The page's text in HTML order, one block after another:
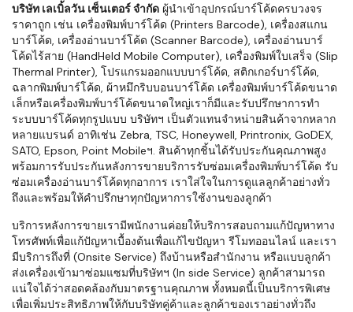
บริษัท เลเบิ้ลวัน เซ็นเตอร์ จำกัด ผู้นำเข้าอุปกรณ์บาร์โค้ดครบวงจร
ราคาถูก เช่น เครื่องพิมพ์บาร์โค้ด (Printers Barcode), เครื่องสแกน
บาร์โค้ด, เครื่องอ่านบาร์โค้ด (Scanner Barcode), เครื่องอ่านบาร์
โค้ดไร้สาย (HandHeld Mobile Computer), เครื่องพิมพ์ใบเสร็จ (Slip
Thermal Printer), โปรแกรมออกแบบบาร์โค้ด, สติกเกอร์บาร์โค้ด,
ฉลากพิมพ์บาร์โค้ด, ผ้าหมึกริบบอนบาร์โค้ด เครื่องพิมพ์บาร์โค้ดขนาด
เล็กหรือเครื่องพิมพ์บาร์โค้ดขนาดใหญ่เราก็มีและรับปรึกษาการทำ
ระบบบาร์โค้ดทุกรูปแบบ บริษัทฯ เป็นตัวแทนจำหน่ายสินค้าจากหลาก
หลายแบรนด์ อาทิเช่น Zebra, TSC, Honeywell, Printronix, GoDEX,
SATO, Epson, Point Mobileฯ. สินค้าทุกชิ้นได้รับประกันคุณภาพสูง
พร้อมการรับประกันหลังการขายบริการรับซ่อมเครื่องพิมพ์บาร์โค้ด รับ
ซ่อมเครื่องอ่านบาร์โค้ดทุกอาการ เราใส่ใจในการดูแลลูกค้าอย่างทั่ว
ถึงและพร้อมให้คำปรึกษาทุกปัญหาการใช้งานของลูกค้า
บริการหลังการขายเรามีพนักงานค่อยให้บริการสอบถามแก้ปัญหาทาง
โทรศัพท์เพื่อแก้ปัญหาเบื้องต้นเพื่อแก้ไขปัญหา รีโมทออนไลน์ และเรา
มีบริการถึงที่ (Onsite Service) ถึงบ้านหรือสำนักงาน หรือแบบลูกค้า
ส่งเครื่องเข้ามาซ่อมแซมที่บริษัทฯ (In side Service) ลูกค้าสามารถ
แน่ใจได้ว่าสอดคล้องกับมาตรฐานคุณภาพ ทั้งหมดนี้เป็นบริการพิเศษ
เพื่อเพิ่มประสิทธิภาพให้กับบริษัทคู่ค้าและลูกค้าของเราอย่างทั่วถึง